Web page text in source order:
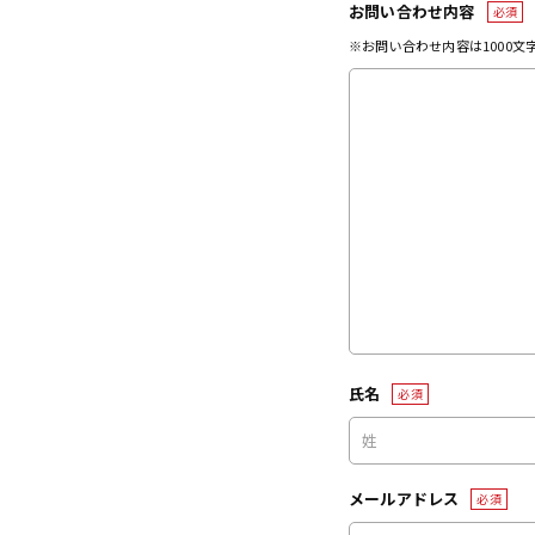
お問い合わせ内容 必須
※お問い合わせ内容は1000文
氏名 必須
メールアドレス 必須